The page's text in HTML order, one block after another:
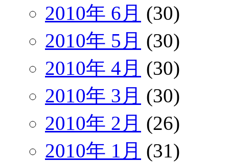
2010年 6月 (30)
2010年 5月 (30)
2010年 4月 (30)
2010年 3月 (30)
2010年 2月 (26)
2010年 1月 (31)